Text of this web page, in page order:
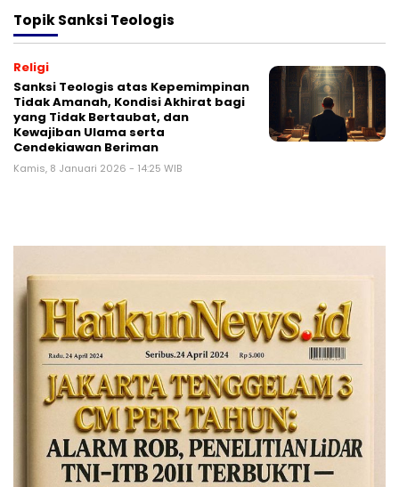
TopikSanksi Teologis
Religi
Sanksi Teologis atas Kepemimpinan
Tidak Amanah, Kondisi Akhirat bagi
yang Tidak Bertaubat, dan
Kewajiban Ulama serta
Cendekiawan Beriman
Kamis, 8 Januari 2026 - 14:25 WIB